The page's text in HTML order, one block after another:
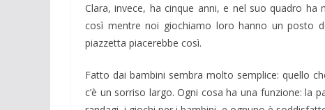
Clara, invece, ha cinque anni, e nel suo quadro
così mentre noi giochiamo loro hanno un posto
piazzetta piacerebbe così.
Fatto dai bambini sembra molto semplice: quello
c’è un sorriso largo. Ogni cosa ha una funzione: la